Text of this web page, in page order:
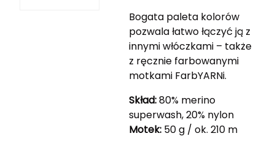
Bogata paleta kolorów
pozwala łatwo łączyć ją z
innymi włóczkami – także
z ręcznie farbowanymi
motkami FarbYARNi.
Skład:80% merino
superwash, 20% nylon
Motek:50 g / ok. 210 m